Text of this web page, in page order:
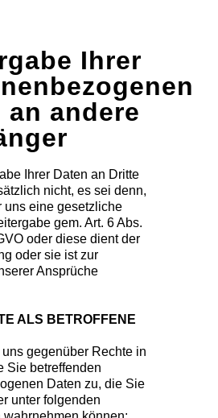
Ihrer
an andere
Ihrer Daten an Dritte
nicht, es sei denn,
uns eine gesetzliche
gem. Art. 6 Abs.
oder diese dient der
oder sie ist zur
Ansprüche
ALS BETROFFENE
uns gegenüber Rechte in
Sie betreffenden
Daten zu, die Sie
unter folgenden